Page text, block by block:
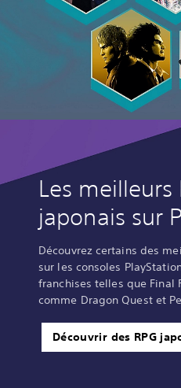
Les meilleurs
japonais sur
Découvrez certains des
sur les consoles
franchises telles que Final
comme Dragon Quest et
Découvrir des RPG